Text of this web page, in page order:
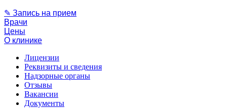
✎ Запись на прием
Врачи
Цены
О клинике
Лицензии
Реквизиты и сведения
Надзорные органы
Отзывы
Вакансии
Документы